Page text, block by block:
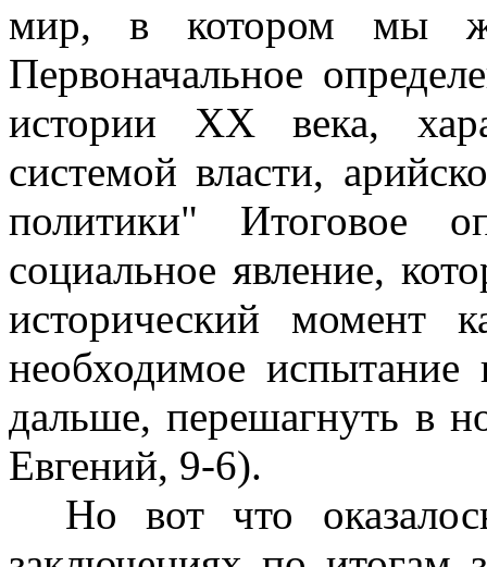
мир, в котором мы
Первоначальное
истории ХХ века,
системой власти,
политики" Итоговое
социальное явление,
исторический момент
необходимое
дальше, перешагнуть в
Евгений, 9-6).
Но вот что